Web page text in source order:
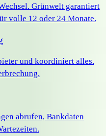
Grünwelt garantiert
volle 12 oder 24 Monate.
und koordiniert alles.
abrufen, Bankdaten